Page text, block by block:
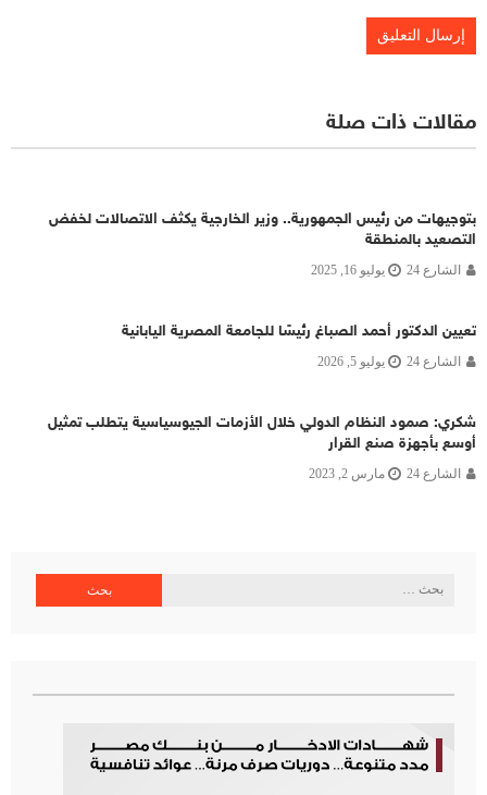
مقالات ذات صلة
بتوجيهات من رئيس الجمهورية.. وزير الخارجية يكثف الاتصالات لخفض
التصعيد بالمنطقة
الشارع 24 يوليو 16, 2025
تعيين الدكتور أحمد الصباغ رئيسًا للجامعة المصرية اليابانية
الشارع 24 يوليو 5, 2026
شكري: صمود النظام الدولي خلال الأزمات الجيوسياسية يتطلب تمثيل
أوسع بأجهزة صنع القرار
الشارع 24 مارس 2, 2023
البحث